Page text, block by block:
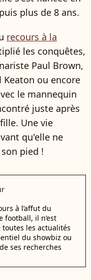
plus de 8 ans.
recours à la
les conquêtes,
Paul Brown,
Keaton ou encore
le mannequin
juste après
Une vie
qu'elle ne
pied !
à l’affut du
football, il n’est
les actualités
du showbiz ou
ses recherches